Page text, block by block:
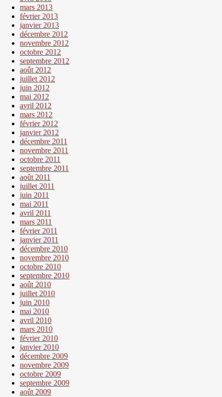
mars 2013
février 2013
janvier 2013
décembre 2012
novembre 2012
octobre 2012
septembre 2012
août 2012
juillet 2012
juin 2012
mai 2012
avril 2012
mars 2012
février 2012
janvier 2012
décembre 2011
novembre 2011
octobre 2011
septembre 2011
août 2011
juillet 2011
juin 2011
mai 2011
avril 2011
mars 2011
février 2011
janvier 2011
décembre 2010
novembre 2010
octobre 2010
septembre 2010
août 2010
juillet 2010
juin 2010
mai 2010
avril 2010
mars 2010
février 2010
janvier 2010
décembre 2009
novembre 2009
octobre 2009
septembre 2009
août 2009